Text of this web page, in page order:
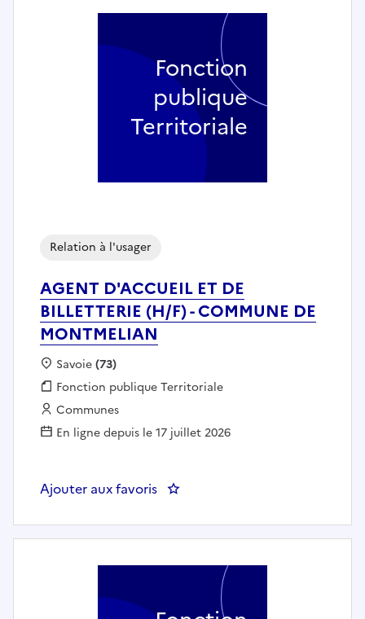
AGENT D'ACCUEIL ET DE
BILLETTERIE (H/F) - COMMUNE DE
MONTMELIAN
Relation à l'usager
Localisation :
Savoie(73)
Fonction publique :
Fonction publique Territoriale
Employeur :
Communes
En ligne depuis le 17 juillet 2026
Ajouter aux favoris : AGENT D'ACCUEIL ET DE
Fonction
publique
Territoriale